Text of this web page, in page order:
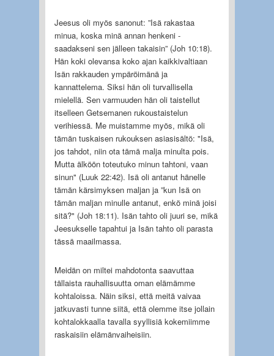
Jeesus oli myös sanonut: ”Isä rakastaa
minua, koska minä annan henkeni -
saadakseni sen jälleen takaisin” (Joh 10:18).
Hän koki olevansa koko ajan kaikkivaltiaan
Isän rakkauden ympäröimänä ja
kannattelema. Siksi hän oli turvallisella
mielellä. Sen varmuuden hän oli taistellut
itselleen Getsemanen rukoustaistelun
verihiessä. Me muistamme myös, mikä oli
tämän tuskaisen rukouksen asiasisältö: "Isä,
jos tahdot, niin ota tämä malja minulta pois.
Mutta älköön toteutuko minun tahtoni, vaan
sinun" (Luuk 22:42). Isä oli antanut hänelle
tämän kärsimyksen maljan ja ”kun Isä on
tämän maljan minulle antanut, enkö minä joisi
sitä?" (Joh 18:11). Isän tahto oli juuri se, mikä
Jeesukselle tapahtui ja Isän tahto oli parasta
tässä maailmassa.
Meidän on miltei mahdotonta saavuttaa
tällaista rauhallisuutta oman elämämme
kohtaloissa. Näin siksi, että meitä vaivaa
jatkuvasti tunne siitä, että olemme itse jollain
kohtalokkaalla tavalla syyllisiä kokemiimme
raskaisiin elämänvaiheisiin.